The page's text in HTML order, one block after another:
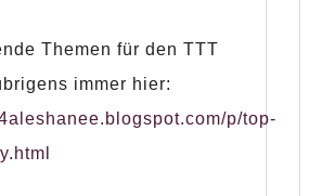
Themen für den TTT
immer hier:
p/top-